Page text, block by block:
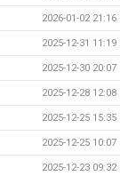
2026-01-02 21:16
2025-12-31 11:19
2025-12-30 20:07
2025-12-28 12:08
2025-12-25 15:35
2025-12-25 10:07
2025-12-23 09:32